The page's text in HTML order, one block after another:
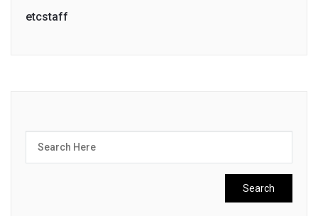
etcstaff